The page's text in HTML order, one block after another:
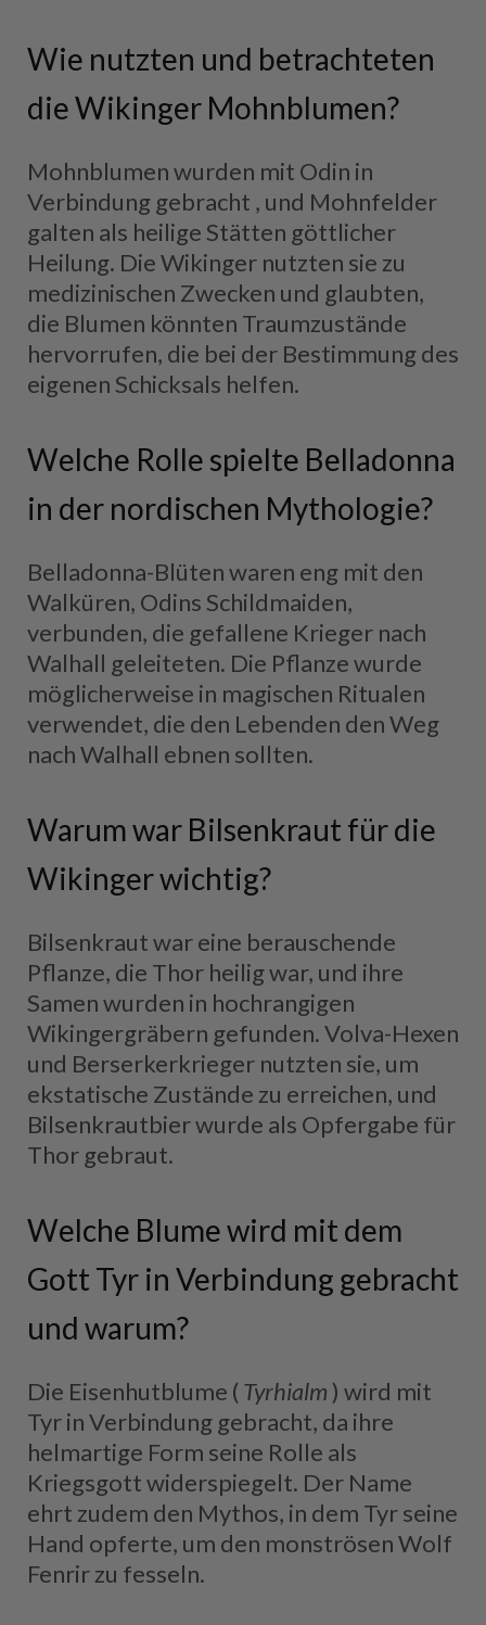
Wie nutzten und betrachteten
die Wikinger Mohnblumen?
Mohnblumen wurden mit Odin in
Verbindung gebracht , und Mohnfelder
galten als heilige Stätten göttlicher
Heilung. Die Wikinger nutzten sie zu
medizinischen Zwecken und glaubten,
die Blumen könnten Traumzustände
hervorrufen, die bei der Bestimmung des
eigenen Schicksals helfen.
Welche Rolle spielte Belladonna
in der nordischen Mythologie?
Belladonna-Blüten waren eng mit den
Walküren, Odins Schildmaiden,
verbunden, die gefallene Krieger nach
Walhall geleiteten. Die Pflanze wurde
möglicherweise in magischen Ritualen
verwendet, die den Lebenden den Weg
nach Walhall ebnen sollten.
Warum war Bilsenkraut für die
Wikinger wichtig?
Bilsenkraut war eine berauschende
Pflanze, die Thor heilig war, und ihre
Samen wurden in hochrangigen
Wikingergräbern gefunden. Volva-Hexen
und Berserkerkrieger nutzten sie, um
ekstatische Zustände zu erreichen, und
Bilsenkrautbier wurde als Opfergabe für
Thor gebraut.
Welche Blume wird mit dem
Gott Tyr in Verbindung gebracht
und warum?
Die Eisenhutblume (Tyrhialm) wird mit
Tyr in Verbindung gebracht, da ihre
helmartige Form seine Rolle als
Kriegsgott widerspiegelt. Der Name
ehrt zudem den Mythos, in dem Tyr seine
Hand opferte, um den monströsen Wolf
Fenrir zu fesseln.